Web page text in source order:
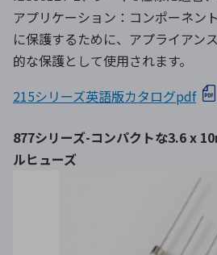
アプリケーション：コンポーネン
に保護するために、アプライアン
的な保護として使用されます。
215シリーズ英語版カタログpdf
877シリーズ-コンパクトな3.6 x
ルヒューズ